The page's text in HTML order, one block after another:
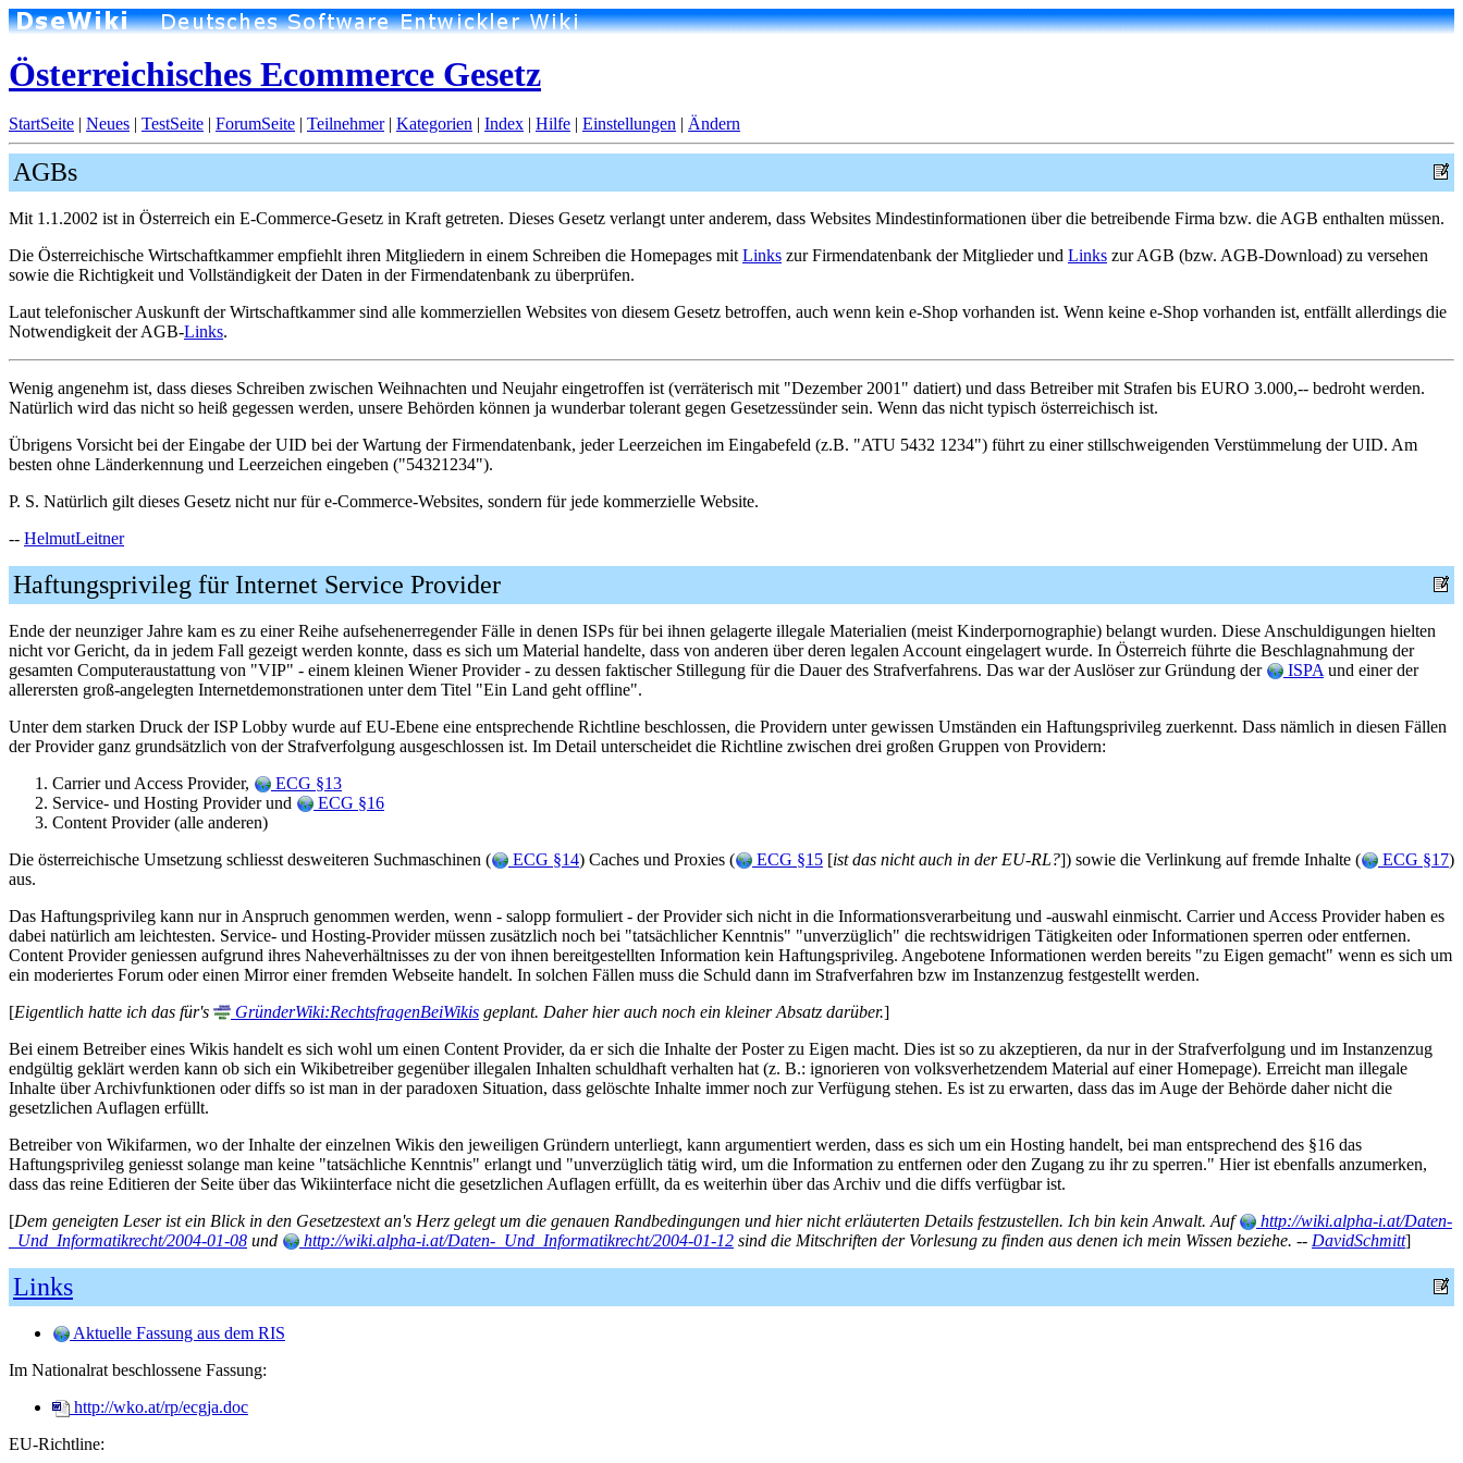
Österreichisches Ecommerce Gesetz
StartSeite | Neues | TestSeite | ForumSeite | Teilnehmer| Kategorien | Index | Hilfe | Einstellungen | Ändern
AGBs
Mit 1.1.2002 ist in Österreich ein E-Commerce-Gesetz in Kraft getreten. Dieses Gesetz verlangt unter anderem, dass Websites Mindestinformationen über die betreibende Firma bzw. die AGB enthalten müssen.
Die Österreichische Wirtschaftkammer empfiehlt ihren Mitgliedern in einem Schreiben die Homepages mit Links zur Firmendatenbank der Mitglieder und Links zur AGB (bzw. AGB-Download) zu versehen
sowie die Richtigkeit und Vollständigkeit der Daten in der Firmendatenbank zu überprüfen.
Laut telefonischer Auskunft der Wirtschaftkammer sind alle kommerziellen Websites von diesem Gesetz betroffen, auch wenn kein e-Shop vorhanden ist. Wenn keine e-Shop vorhanden ist, entfällt allerdings die
Notwendigkeit der AGB-Links.
Wenig angenehm ist, dass dieses Schreiben zwischen Weihnachten und Neujahr eingetroffen ist (verräterisch mit "Dezember 2001" datiert) und dass Betreiber mit Strafen bis EURO 3.000,-- bedroht werden.
Natürlich wird das nicht so heiß gegessen werden, unsere Behörden können ja wunderbar tolerant gegen Gesetzessünder sein. Wenn das nicht typisch österreichisch ist.
Übrigens Vorsicht bei der Eingabe der UID bei der Wartung der Firmendatenbank, jeder Leerzeichen im Eingabefeld (z.B. "ATU 5432 1234") führt zu einer stillschweigenden Verstümmelung der UID. Am
besten ohne Länderkennung und Leerzeichen eingeben ("54321234").
P. S. Natürlich gilt dieses Gesetz nicht nur für e-Commerce-Websites, sondern für jede kommerzielle Website.
-- HelmutLeitner
Haftungsprivileg für Internet Service Provider
Ende der neunziger Jahre kam es zu einer Reihe aufsehenerregender Fälle in denen ISPs für bei ihnen gelagerte illegale Materialien (meist Kinderpornographie) belangt wurden. Diese Anschuldigungen hielten
nicht vor Gericht, da in jedem Fall gezeigt werden konnte, dass es sich um Material handelte, dass von anderen über deren legalen Account eingelagert wurde. In Österreich führte die Beschlagnahmung der
gesamten Computeraustattung von "VIP" - einem kleinen Wiener Provider - zu dessen faktischer Stillegung für die Dauer des Strafverfahrens. Das war der Auslöser zur Gründung der
ISPA und einer der
allerersten groß-angelegten Internetdemonstrationen unter dem Titel "Ein Land geht offline".
Unter dem starken Druck der ISP Lobby wurde auf EU-Ebene eine entsprechende Richtline beschlossen, die Providern unter gewissen Umständen ein Haftungsprivileg zuerkennt. Dass nämlich in diesen Fällen
der Provider ganz grundsätzlich von der Strafverfolgung ausgeschlossen ist. Im Detail unterscheidet die Richtline zwischen drei großen Gruppen von Providern:
Carrier und Access Provider,
ECG §13
Service- und Hosting Provider und
ECG §16
Content Provider (alle anderen)
Die österreichische Umsetzung schliesst desweiteren Suchmaschinen (
ECG §14) Caches und Proxies ( ECG §15 [ist das nicht auch in der EU-RL?]) sowie die Verlinkung auf fremde Inhalte ( ECG §17)
aus.
Das Haftungsprivileg kann nur in Anspruch genommen werden, wenn - salopp formuliert - der Provider sich nicht in die Informationsverarbeitung und -auswahl einmischt. Carrier und Access Provider haben es
dabei natürlich am leichtesten. Service- und Hosting-Provider müssen zusätzlich noch bei "tatsächlicher Kenntnis" "unverzüglich" die rechtswidrigen Tätigkeiten oder Informationen sperren oder entfernen.
Content Provider geniessen aufgrund ihres Naheverhältnisses zu der von ihnen bereitgestellten Information kein Haftungsprivileg. Angebotene Informationen werden bereits "zu Eigen gemacht" wenn es sich um
ein moderiertes Forum oder einen Mirror einer fremden Webseite handelt. In solchen Fällen muss die Schuld dann im Strafverfahren bzw im Instanzenzug festgestellt werden.
[Eigentlich hatte ich das für's GründerWiki:RechtsfragenBeiWikis geplant. Daher hier auch noch ein kleiner Absatz darüber.]
Bei einem Betreiber eines Wikis handelt es sich wohl um einen Content Provider, da er sich die Inhalte der Poster zu Eigen macht. Dies ist so zu akzeptieren, da nur in der Strafverfolgung und im Instanzenzug
endgültig geklärt werden kann ob sich ein Wikibetreiber gegenüber illegalen Inhalten schuldhaft verhalten hat (z. B.: ignorieren von volksverhetzendem Material auf einer Homepage). Erreicht man illegale
Inhalte über Archivfunktionen oder diffs so ist man in der paradoxen Situation, dass gelöschte Inhalte immer noch zur Verfügung stehen. Es ist zu erwarten, dass das im Auge der Behörde daher nicht die
gesetzlichen Auflagen erfüllt.
Betreiber von Wikifarmen, wo der Inhalte der einzelnen Wikis den jeweiligen Gründern unterliegt, kann argumentiert werden, dass es sich um ein Hosting handelt, bei man entsprechend des §16 das
Haftungsprivileg geniesst solange man keine "tatsächliche Kenntnis" erlangt und "unverzüglich tätig wird, um die Information zu entfernen oder den Zugang zu ihr zu sperren." Hier ist ebenfalls anzumerken,
dass das reine Editieren der Seite über das Wikiinterface nicht die gesetzlichen Auflagen erfüllt, da es weiterhin über das Archiv und die diffs verfügbar ist.
[Dem geneigten Leser ist ein Blick in den Gesetzestext an's Herz gelegt um die genauen Randbedingungen und hier nicht erläuterten Details festzustellen. Ich bin kein Anwalt. Auf
http://wiki.alpha-i.at/Daten-
_Und_Informatikrecht/2004-01-08 und http://wiki.alpha-i.at/Daten-_Und_Informatikrecht/2004-01-12 sind die Mitschriften der Vorlesung zu finden aus denen ich mein Wissen beziehe. -- DavidSchmitt]
Links
Aktuelle Fassung aus dem RIS
Im Nationalrat beschlossene Fassung:
http://wko.at/rp/ecgja.doc
EU-Richtline: